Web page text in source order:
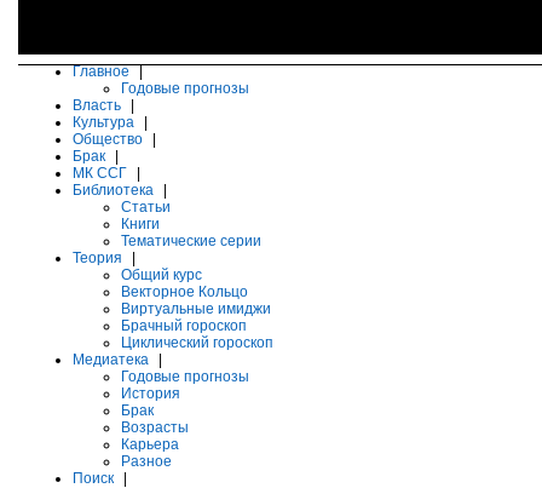
Главное
Годовые прогнозы
Власть
Культура
Общество
Брак
МК ССГ
Библиотека
Статьи
Книги
Тематические серии
Теория
Общий курс
Векторное Кольцо
Виртуальные имиджи
Брачный гороскоп
Циклический гороскоп
Медиатека
Годовые прогнозы
История
Брак
Возрасты
Карьера
Разное
Поиск